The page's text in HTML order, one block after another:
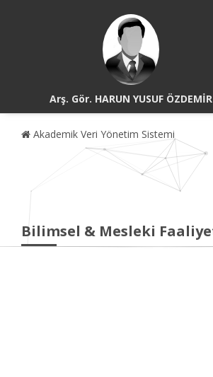
Arş. Gör. HARUN YUSUF ÖZDEMİR
Akademik Veri Yönetim Sistemi
Bilimsel & Mesleki